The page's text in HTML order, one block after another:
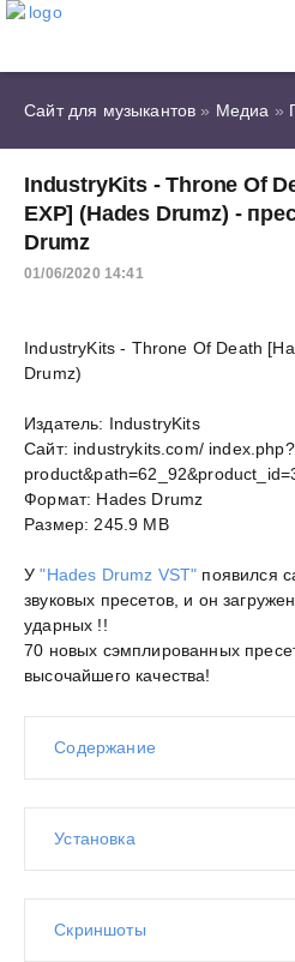
Сайт для музыкантов » Медиа »
IndustryKits - Throne Of
EXP] (Hades Drumz) -
Drumz
01/06/2020 14:41
IndustryKits - Throne Of Death
Drumz)
Издатель: IndustryKits
Сайт: industrykits.com/
Формат: Hades Drumz
Размер: 245.9 MB
У"Hades Drumz VST" появился
звуковых пресетов, и он
ударных !!
70 новых сэмплированных
высочайшего качества!
Содержание
Установка
Скриншоты